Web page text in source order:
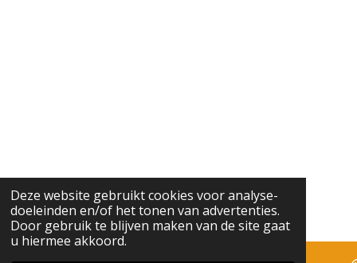
Deze website gebruikt cookies voor analyse-
doeleinden en/of het tonen van advertenties.
Door gebruik te blijven maken van de site gaat
u hiermee akkoord.